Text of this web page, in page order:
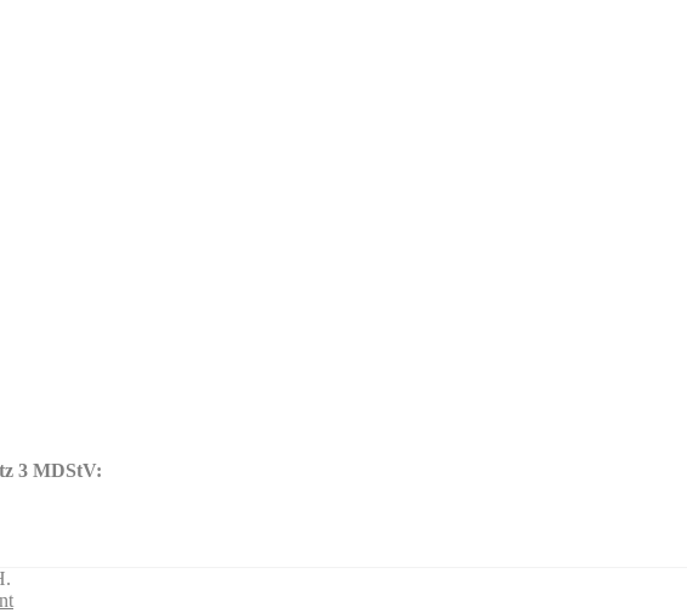
3 MDStV: